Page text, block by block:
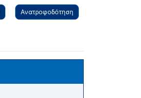
Ανατροφοδότηση